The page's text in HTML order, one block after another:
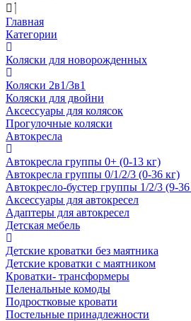
Главная
Категории
Коляски для новорожденных
Коляски 2в1/3в1
Коляски для двойни
Аксессуары для колясок
Прогулочные коляски
Автокресла
Автокресла группы 0+ (0-13 кг)
Автокресла группы 0/1/2/3 (0-36 кг)
Автокресло-бустер группы 1/2/3 (9-
Аксессуары для автокресел
Адаптеры для автокресел
Детская мебель
Детские кроватки без маятника
Детские кроватки с маятником
Кроватки- трансформеры
Пеленальные комоды
Подростковые кровати
Постельные принадлежности